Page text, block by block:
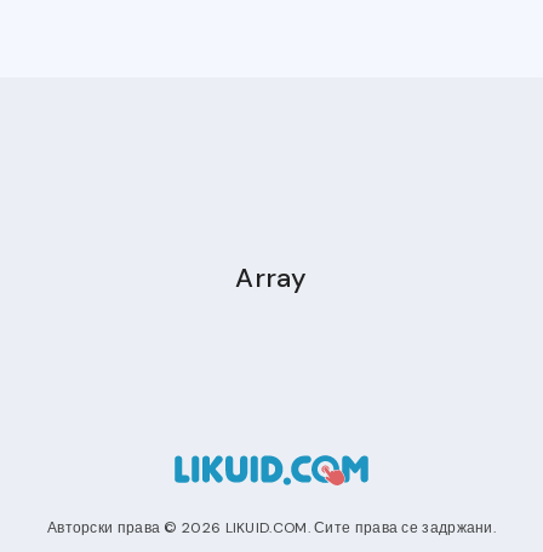
Array
Авторски права © 2026 LIKUID.COM. Сите права се задржани.